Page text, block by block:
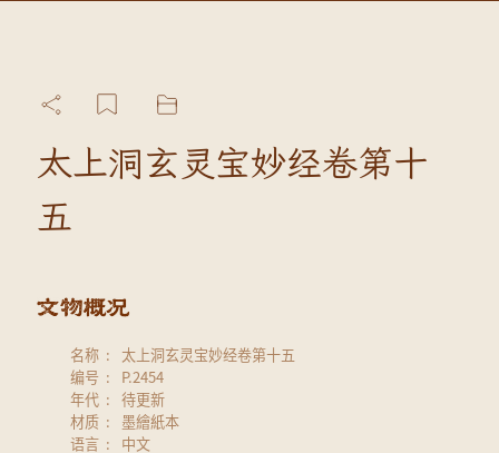
太上洞玄灵宝妙经卷第十
五
名称
太上洞玄灵宝妙经卷第十五
编号
P.2454
年代
待更新
材质
墨繪紙本
语言
中文